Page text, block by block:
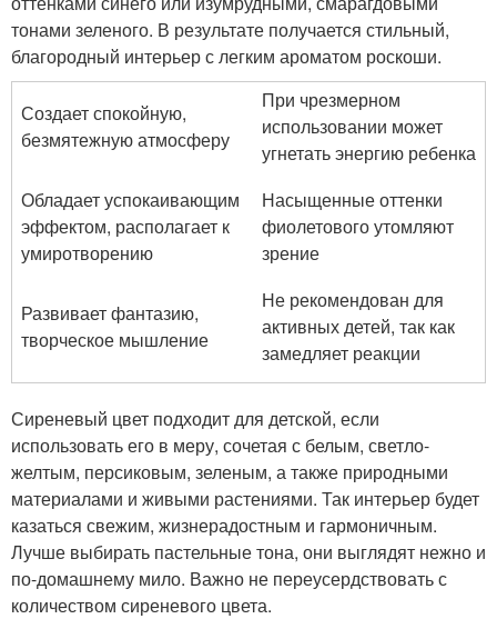
тонами зеленого. В результате получается стильный,
благородный интерьер с легким ароматом роскоши.
Создает спокойную,
безмятежную атмосферу
При чрезмерном
использовании может
угнетать энергию ребенка
Обладает успокаивающим
эффектом, располагает к
умиротворению
Насыщенные оттенки
фиолетового утомляют
зрение
Развивает фантазию,
творческое мышление
Не рекомендован для
активных детей, так как
замедляет реакции
Сиреневый цвет подходит для детской, если
использовать его в меру, сочетая с белым, светло-
желтым, персиковым, зеленым, а также природными
материалами и живыми растениями. Так интерьер будет
казаться свежим, жизнерадостным и гармоничным.
Лучше выбирать пастельные тона, они выглядят нежно и
по-домашнему мило. Важно не переусердствовать с
количеством сиреневого цвета.